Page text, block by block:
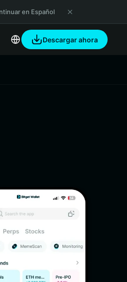
en Español
Descargar ahora